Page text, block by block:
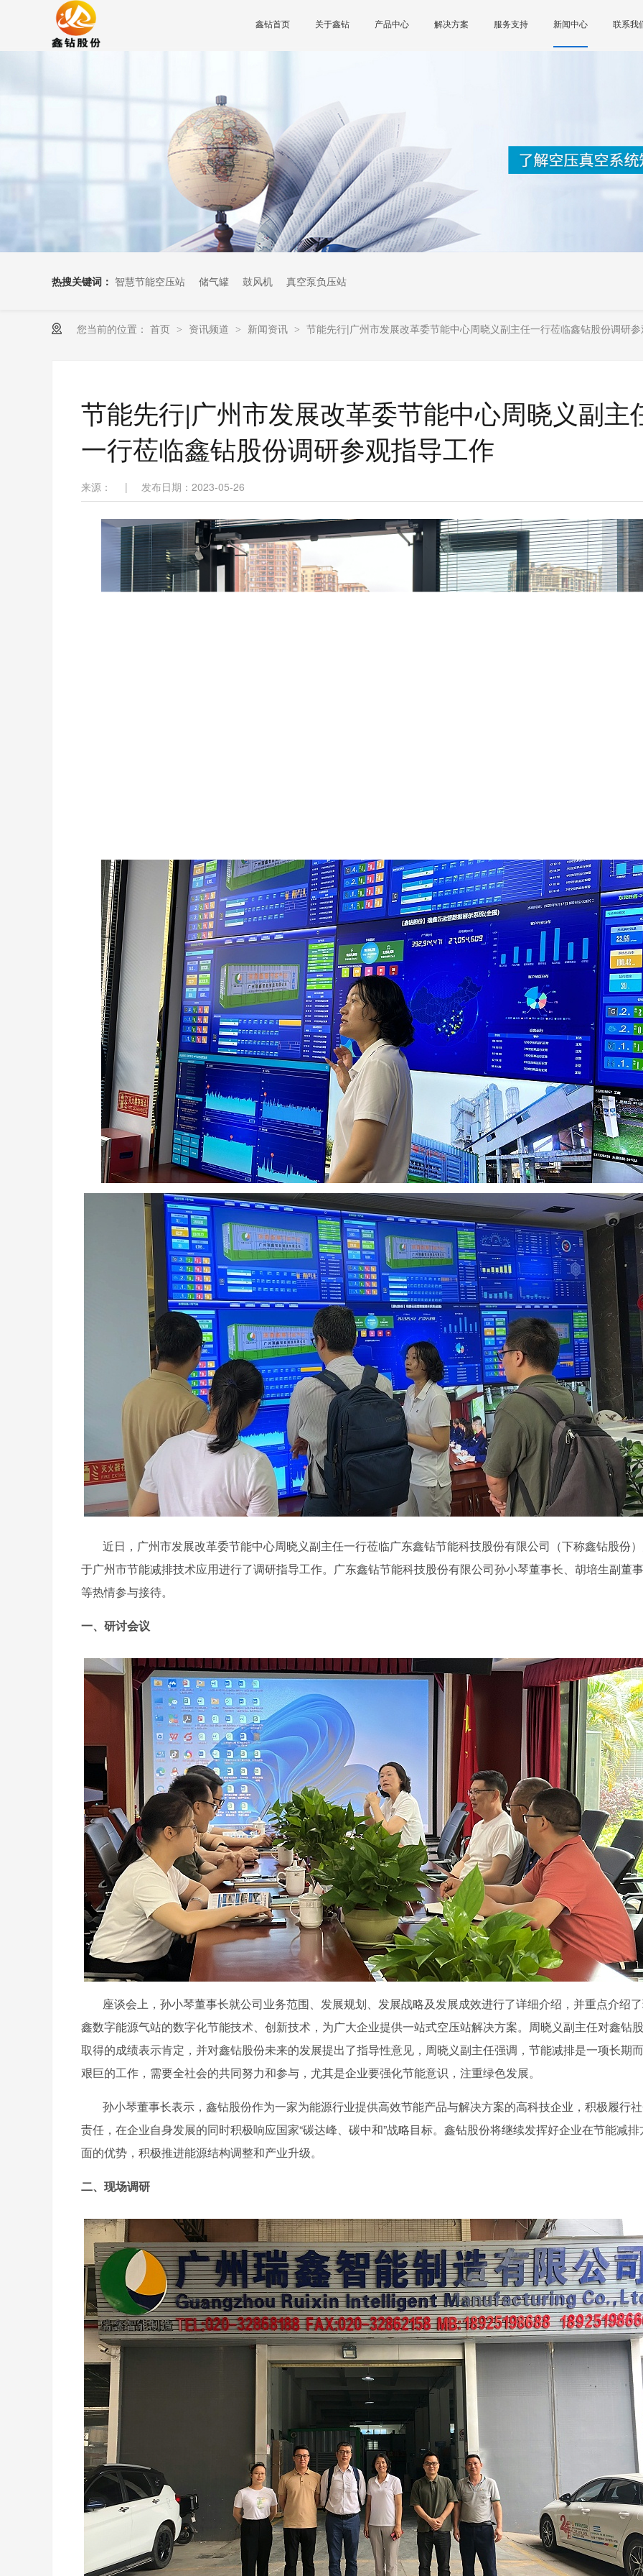
鑫钻首页 关于鑫钻 产品中心 解决方案 服务支持 新闻中心 联系我
热搜关键词： 智慧节能空压站 储气罐 鼓风机 真空泵负压站
您当前的位置： 首页 > 资讯频道 > 新闻资讯 > 节能先行|广州市发展改革委节能中心周晓义副主任一行莅临鑫钻股份调研
节能先行|广州市发展改革委节能中心周晓义副主
一行莅临鑫钻股份调研参观指导工作
来源： | 发布日期：2023-05-26
近日，广州市发展改革委节能中心周晓义副主任一行莅临广东鑫钻节能科技股份有限公司（下称鑫钻股份
于广州市节能减排技术应用进行了调研指导工作。广东鑫钻节能科技股份有限公司孙小琴董事长、胡培生副董
等热情参与接待。
一、研讨会议
座谈会上，孙小琴董事长就公司业务范围、发展规划、发展战略及发展成效进行了详细介绍，并重点介绍
鑫数字能源气站的数字化节能技术、创新技术，为广大企业提供一站式空压站解决方案。周晓义副主任对鑫钻
取得的成绩表示肯定，并对鑫钻股份未来的发展提出了指导性意见，周晓义副主任强调，节能减排是一项长期
艰巨的工作，需要全社会的共同努力和参与，尤其是企业要强化节能意识，注重绿色发展。
孙小琴董事长表示，鑫钻股份作为一家为能源行业提供高效节能产品与解决方案的高科技企业，积极履行
责任，在企业自身发展的同时积极响应国家“碳达峰、碳中和”战略目标。鑫钻股份将继续发挥好企业在节能减排
面的优势，积极推进能源结构调整和产业升级。
二、现场调研